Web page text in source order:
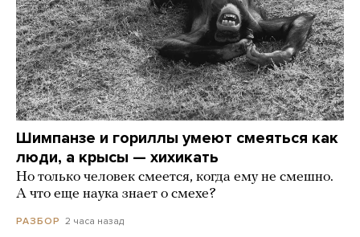
Шимпанзе и гориллы умеют смеяться как
люди, а крысы — хихикать
Но только человек смеется, когда ему не смешно.
А что еще наука знает о смехе?
РАЗБОР 2 часа назад